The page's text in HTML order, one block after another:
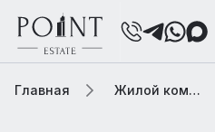
Главная Жилой комплекс